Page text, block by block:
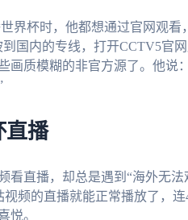
界杯时，他都想通过官网观看
国内的专线，打开CCTV5官
画质模糊的非官方源了。他说
直播
看直播，却总是遇到“海外无法
频的直播就能正常播放了，连
悦。